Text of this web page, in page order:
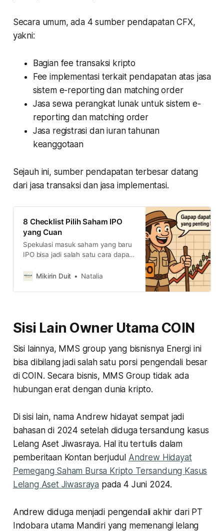
Secara umum, ada 4 sumber pendapatan CFX,
yakni:
Bagian fee transaksi kripto
Fee implementasi terkait pendapatan atas jasa
sistem e-reporting dan matching order
Jasa sewa perangkat lunak untuk sistem e-
reporting dan matching order
Jasa registrasi dan iuran tahunan
keanggotaan
Sejauh ini, sumber pendapatan terbesar datang
dari jasa transaksi dan jasa implementasi.
8 Checklist Pilih Saham IPO
yang Cuan
Spekulasi masuk saham yang baru
IPO bisa jadi salah satu cara dapat
masuk saham baru ini sangat tinggi.
saham IPO berpeluang cuan?
Mikirin Duit Natalia
Sisi Lain Owner Utama COIN
Sisi lainnya, MMS group yang bisnisnya Energi ini
bisa dibilang jadi salah satu porsi pengendali besar
di COIN. Secara bisnis, MMS Group tidak ada
hubungan erat dengan dunia kripto.
Di sisi lain, nama Andrew hidayat sempat jadi
bahasan di 2024 setelah diduga tersandung kasus
Lelang Aset Jiwasraya. Hal itu tertulis dalam
pemberitaan Kontan berjudul Andrew Hidayat
Pemegang Saham Bursa Kripto Tersandung Kasus
Lelang Aset Jiwasraya pada 4 Juni 2024.
Andrew diduga menjadi pengendali akhir dari PT
Indobara utama Mandiri yang memenangi lelang